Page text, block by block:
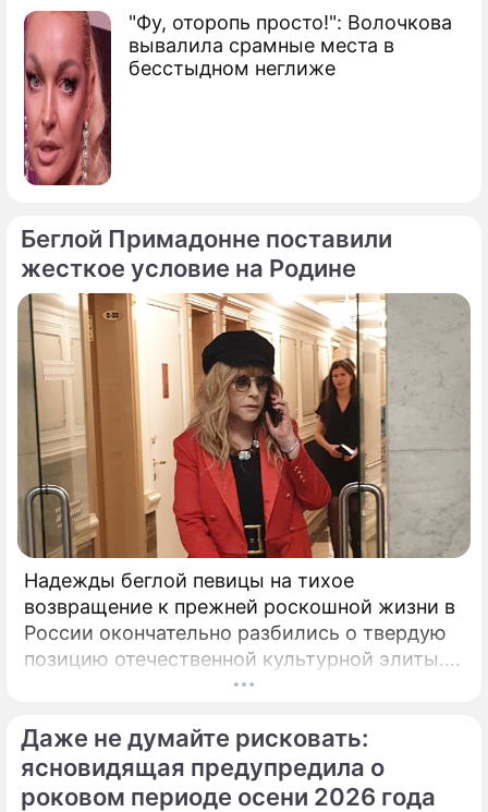
"Фу, оторопь просто!": Волочкова
вывалила срамные места в
бесстыдном неглиже
Беглой Примадонне поставили
жесткое условие на Родине
Надежды беглой певицы на тихое
возвращение к прежней роскошной жизни в
России окончательно разбились о твердую
позицию отечественной культурной элиты.
Эпопея вокруг возможного камбэка 75-
сцену приобрела абсолютно
бескомпромиссный характер.
Даже не думайте рисковать:
ясновидящая предупредила о
роковом периоде осени 2026 года